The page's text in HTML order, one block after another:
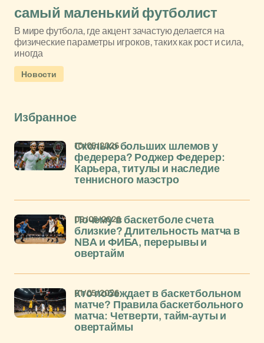
самый маленький футболист
В мире футбола, где акцент зачастую делается на
физические параметры игроков, таких как рост и сила,
иногда
Новости
Избранное
Сколько больших шлемов у
федерера? Роджер Федерер:
Карьера, титулы и наследие
теннисного маэстро
10/05/2026
Почему в баскетболе счета
близкие? Длительность матча в
NBA и ФИБА, перерывы и
овертайм
09/05/2026
Кто побеждает в баскетбольном
матче? Правила баскетбольного
матча: Четверти, тайм-ауты и
овертаймы
01/05/2026